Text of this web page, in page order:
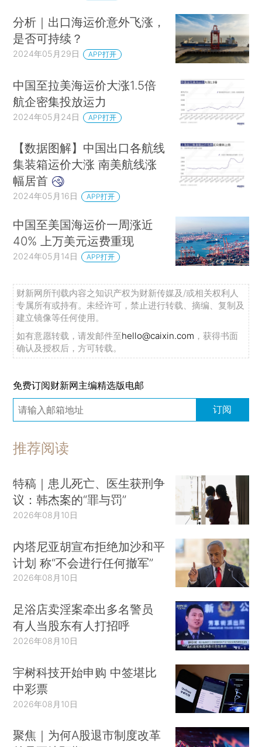
分析｜出口海运价意外飞涨，
是否可持续？
2024年05月29日 APP打开
中国至拉美海运价大涨1.5倍
航企密集投放运力
2024年05月24日 APP打开
【数据图解】中国出口各航线
集装箱运价大涨 南美航线涨
幅居首
2024年05月16日 APP打开
中国至美国海运价一周涨近
40% 上万美元运费重现
2024年05月14日 APP打开
财新网所刊载内容之知识产权为财新传媒及/或相关权利人
专属所有或持有。未经许可，禁止进行转载、摘编、复制及
建立镜像等任何使用。
如有意愿转载，请发邮件至hello@caixin.com ，获得书面
确认及授权后，方可转载。
免费订阅财新网主编精选版电邮
订阅
推荐阅读
特稿｜患儿死亡、医生获刑争
议：韩杰案的“罪与罚”
2026年08月10日
内塔尼亚胡宣布拒绝加沙和平
计划 称“不会进行任何撤军”
2026年08月10日
足浴店卖淫案牵出多名警员
有人当股东有人打招呼
2026年08月10日
宇树科技开始申购 中签堪比
中彩票
2026年08月10日
聚焦｜为何A股退市制度改革